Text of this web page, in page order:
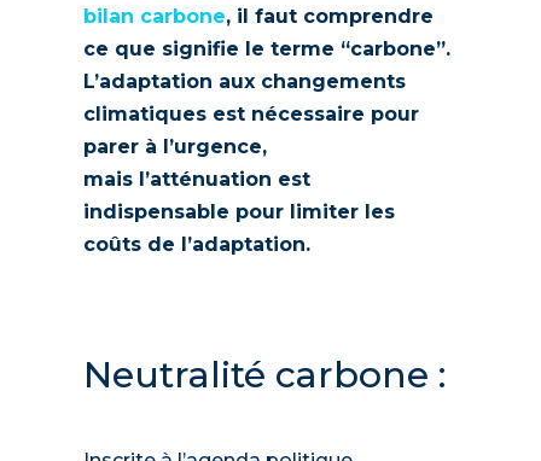
bilan carbone, il faut comprendre
ce que signifie le terme “carbone”.
L’adaptation aux changements
climatiques est nécessaire pour
parer à l’urgence,
mais l’atténuation est
indispensable pour limiter les
coûts de l’adaptation.
Neutralité carbone :